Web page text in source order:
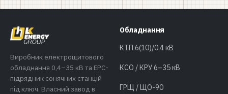
Виробник електрощитового
обладнання 0,4–35 кВ та EPC-
підрядник сонячних станцій
під ключ. Власний завод в
Обладнання
КТП 6(10)/0,4 кВ
КСО / КРУ 6–35 кВ
ГРЩ / ЩО-90